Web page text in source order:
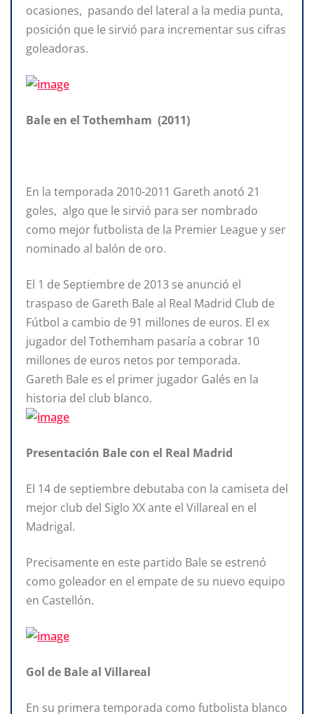
ocasiones, pasando del lateral a la media punta,
posición que le sirvió para incrementar sus cifras
goleadoras.
Bale en el Tothemham (2011)
En la temporada 2010-2011 Gareth anotó 21
goles, algo que le sirvió para ser nombrado
como mejor futbolista de la Premier League y ser
nominado al balón de oro.
El 1 de Septiembre de 2013 se anunció el
traspaso de Gareth Bale al Real Madrid Club de
Fútbol a cambio de 91 millones de euros. El ex
jugador del Tothemham pasaría a cobrar 10
millones de euros netos por temporada.
Gareth Bale es el primer jugador Galés en la
historia del club blanco.
Presentación Bale con el Real Madrid
El 14 de septiembre debutaba con la camiseta del
mejor club del Siglo XX ante el Villareal en el
Madrigal.
Precisamente en este partido Bale se estrenó
como goleador en el empate de su nuevo equipo
en Castellón.
Gol de Bale al Villareal
En su primera temporada como futbolista blanco